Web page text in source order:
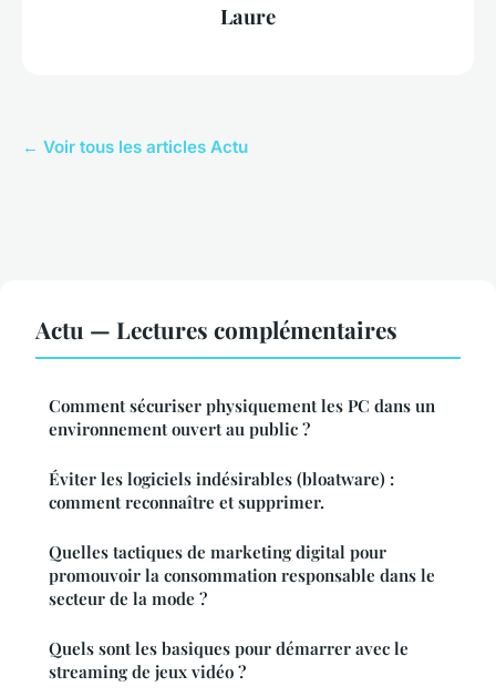
Laure
← Voir tous les articles Actu
Actu — Lectures complémentaires
Comment sécuriser physiquement les PC dans un
environnement ouvert au public ?
Éviter les logiciels indésirables (bloatware) :
comment reconnaître et supprimer.
Quelles tactiques de marketing digital pour
promouvoir la consommation responsable dans le
secteur de la mode ?
Quels sont les basiques pour démarrer avec le
streaming de jeux vidéo ?